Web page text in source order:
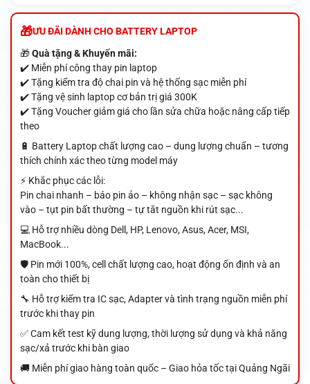
ƯU ĐÃI DÀNH CHO BATTERY LAPTOP
🎁Quà tặng & Khuyến mãi:
✔️ Miễn phí công thay pin laptop
✔️ Tặng kiểm tra độ chai pin và hệ thống sạc miễn phí
✔️ Tặng vệ sinh laptop cơ bản trị giá 300K
✔️ Tặng Voucher giảm giá cho lần sửa chữa hoặc nâng cấp tiếp
theo
🔋 Battery Laptop chất lượng cao – dung lượng chuẩn – tương
thích chính xác theo từng model máy
⚡ Khắc phục các lỗi:
Pin chai nhanh – báo pin ảo – không nhận sạc – sạc không
vào – tụt pin bất thường – tự tắt nguồn khi rút sạc...
💻 Hỗ trợ nhiều dòng Dell, HP, Lenovo, Asus, Acer, MSI,
MacBook...
🛡️ Pin mới 100%, cell chất lượng cao, hoạt động ổn định và an
toàn cho thiết bị
🔧 Hỗ trợ kiểm tra IC sạc, Adapter và tình trạng nguồn miễn phí
trước khi thay pin
✅ Cam kết test kỹ dung lượng, thời lượng sử dụng và khả năng
sạc/xả trước khi bàn giao
🚚 Miễn phí giao hàng toàn quốc – Giao hỏa tốc tại Quảng Ngãi